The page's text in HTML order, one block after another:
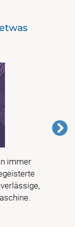
immer